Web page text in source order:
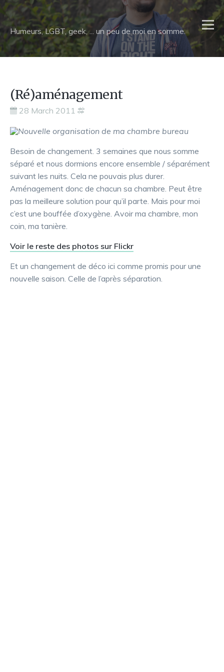
Humeurs, LGBT, geek, ... un peu de moi en somme.
(Ré)aménagement
28 March 2011
Besoin de changement. 3 semaines que nous somme
séparé et nous dormions encore ensemble / séparément
suivant les nuits. Cela ne pouvais plus durer.
Aménagement donc de chacun sa chambre. Peut être
pas la meilleure solution pour qu’il parte. Mais pour moi
c’est une bouffée d’oxygène. Avoir ma chambre, mon
coin, ma tanière.
Voir le reste des photos sur Flickr
Et un changement de déco ici comme promis pour une
nouvelle saison. Celle de l’après séparation.